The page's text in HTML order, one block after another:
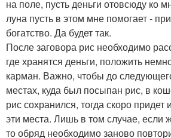
на поле, пусть деньги отовсюду ко
луна пусть в этом мне помогает -
богатство. Да будет так.
После заговора рис необходимо
где хранятся деньги, положить
карман. Важно, чтобы до
местах, куда был посыпан рис, в
рис сохранился, тогда скоро придет
эти места. Лишь в том случае, если
то обряд необходимо заново